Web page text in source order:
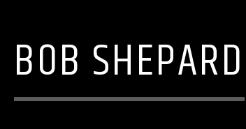
BOB SHEPARD